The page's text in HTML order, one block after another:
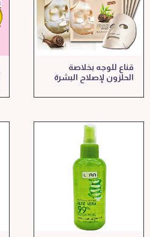
قناع للوجه بخلاصة
الحلزون لإصلاح البشرة